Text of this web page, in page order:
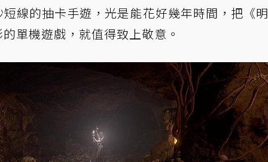
線的抽卡手遊，光是能花好幾年時間，把《明
單機遊戲，就值得致上敬意。